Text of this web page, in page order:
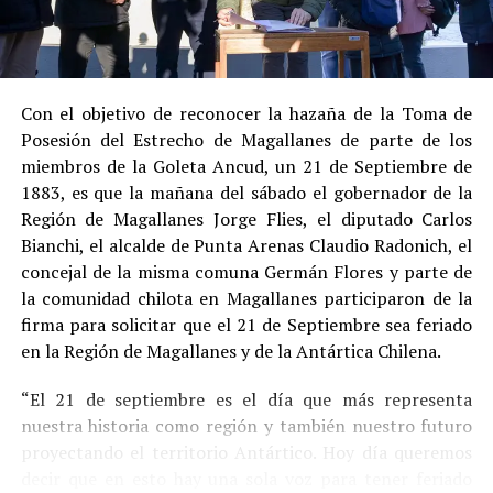
registrar antecedentes penales previos.
Estas circunstancias jurídicas, sumadas al
procedimiento abreviado, redujeron la posibilidad de un
cumplimiento efectivo en recinto penitenciario.
Indemnización a la víctima y nueva investigación
por ocultamiento de bienes
En el ámbito civil, elJuzgado de Letras de Castrodictó
enseptiembre de 2023una sentencia que obliga a
Pedro Montecinos apagar una indemnización total de
$120 millonespor concepto de daño moral:
$80 millonesa favor de la víctima.
$40 millonesa favor de su madre.
Sin embargo, la Fiscalía abrió una nueva línea
Con el objetivo de reconocer la hazaña de la Toma de
Posesión del Estrecho de Magallanes de parte de los
miembros de la Goleta Ancud, un 21 de Septiembre de
1883, es que la mañana del sábado el gobernador de la
Región de Magallanes Jorge Flies, el diputado Carlos
Bianchi, el alcalde de Punta Arenas Claudio Radonich, el
concejal de la misma comuna Germán Flores y parte de
la comunidad chilota en Magallanes participaron de la
firma para solicitar que el 21 de Septiembre sea feriado
en la Región de Magallanes y de la Antártica Chilena.
“El 21 de septiembre es el día que más representa
nuestra historia como región y también nuestro futuro
proyectando el territorio Antártico. Hoy día queremos